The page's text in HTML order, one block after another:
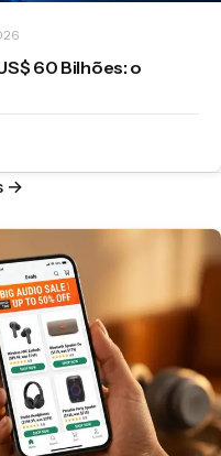
60 Bilhões: o
→